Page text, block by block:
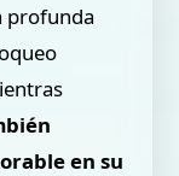
profunda
en su